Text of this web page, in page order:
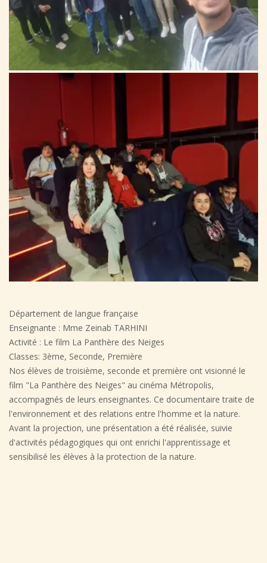
Département de langue française
Enseignante : Mme Zeinab TARHINI
Activité : Le film La Panthère des Neiges
Classes: 3ème, Seconde, Première
Nos élèves de troisième, seconde et première ont visionné le
film "La Panthère des Neiges" au cinéma Métropolis,
accompagnés de leurs enseignantes. Ce documentaire traite de
l'environnement et des relations entre l'homme et la nature.
Avant la projection, une présentation a été réalisée, suivie
d'activités pédagogiques qui ont enrichi l'apprentissage et
sensibilisé les élèves à la protection de la nature.